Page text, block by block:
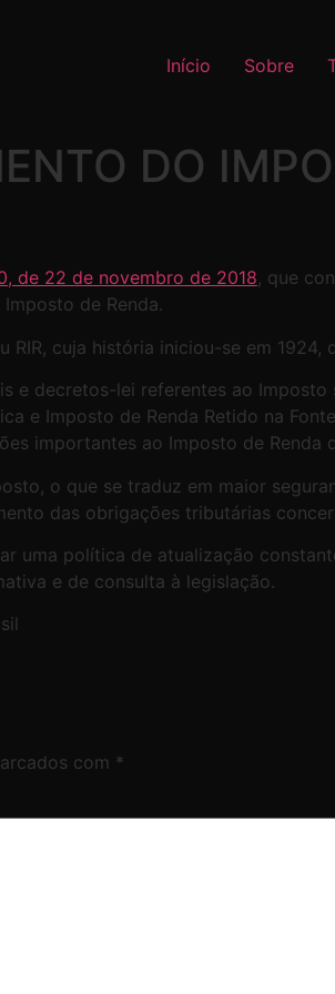
Início Sobre
DO
de 22 de novembro de 2018, que
de Renda.
cuja história iniciou-se em
decretos-lei referentes ao Imposto
e Imposto de Renda Retido na
importantes ao Imposto de Renda
o que se traduz em maior
das obrigações tributárias
uma política de atualização
e de consulta à legislação.
com *